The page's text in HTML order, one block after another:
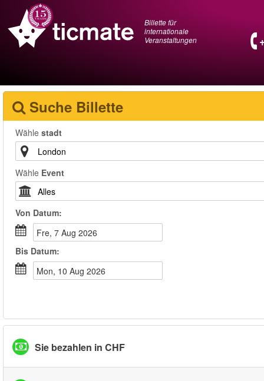
Billette für
internationale
Veranstaltungen
Suche Billette
Wähle stadt
Wähle Event
Von Datum:
Fre, 7 Aug 2026
Bis Datum:
Mon, 10 Aug 2026
Sie bezahlen in CHF